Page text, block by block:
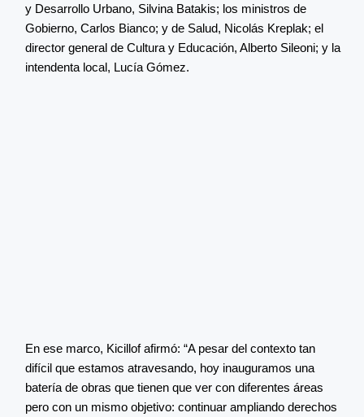
y Desarrollo Urbano, Silvina Batakis; los ministros de
Gobierno, Carlos Bianco; y de Salud, Nicolás Kreplak; el
director general de Cultura y Educación, Alberto Sileoni; y la
intendenta local, Lucía Gómez.
En ese marco, Kicillof afirmó: “A pesar del contexto tan
difícil que estamos atravesando, hoy inauguramos una
batería de obras que tienen que ver con diferentes áreas
pero con un mismo objetivo: continuar ampliando derechos